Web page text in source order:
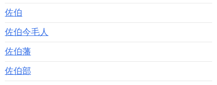
佐伯
佐伯今毛人
佐伯藩
佐伯部